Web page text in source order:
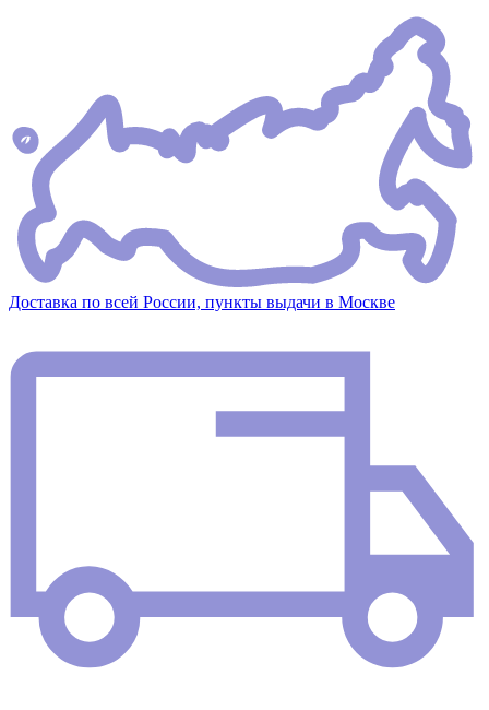
Доставка по всей России, пункты выдачи в Москве